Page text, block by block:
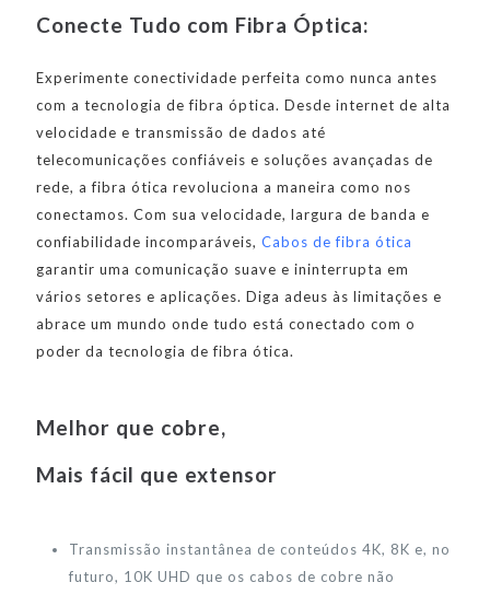
Conecte Tudo com Fibra Óptica:
Experimente conectividade perfeita como nunca antes
com a tecnologia de fibra óptica. Desde internet de alta
velocidade e transmissão de dados até
telecomunicações confiáveis e soluções avançadas de
rede, a fibra ótica revoluciona a maneira como nos
conectamos. Com sua velocidade, largura de banda e
confiabilidade incomparáveis, Cabos de fibra ótica
garantir uma comunicação suave e ininterrupta em
vários setores e aplicações. Diga adeus às limitações e
abrace um mundo onde tudo está conectado com o
poder da tecnologia de fibra ótica.
Melhor que cobre,
Mais fácil que extensor
Transmissão instantânea de conteúdos 4K, 8K e, no
futuro, 10K UHD que os cabos de cobre não